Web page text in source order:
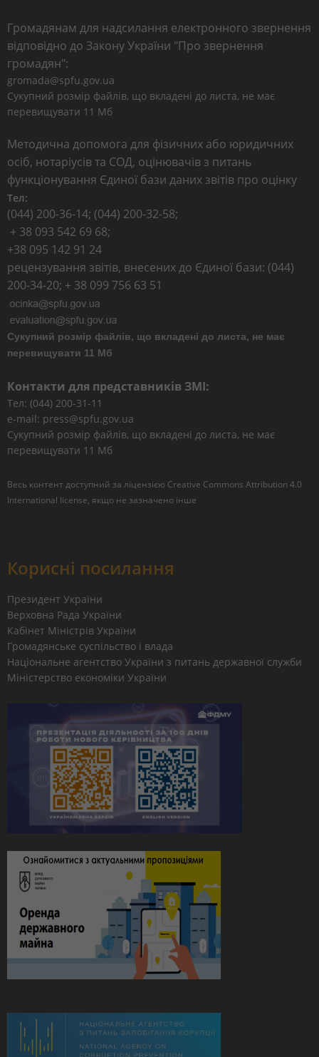
Громадянам для надсилання електронного звернення
відповідно до Закону України "Про звернення
громадян":
gromada@spfu.gov.ua
Сукупний розмір файлів, що вкладені до листа, не має
перевищувати 11 Мб
Методична допомога для фізичних або юридичних
осіб, нотаріусів та СОД, оцінювачів з питань
функціонування Єдиної бази даних звітів про оцінку
Тел:
(044) 200-36-14; (044) 200-32-58;
+ 38 093 542 69 68;
+38 095 142 91 24
рецензування звітів, внесених до Єдиної бази: (044)
200-34-20; + 38 099 756 63 51
Сукупний розмір файлів, що вкладені до листа, не має
перевищувати 11 Мб
Контакти для представників ЗМІ:
Тел: (044) 200-31-11
e-mail: press@spfu.gov.ua
Сукупний розмір файлів, що вкладені до листа, не має
перевищувати 11 Мб
Весь контент доступний за ліцензією Creative Commons Attribution 4.0
International license, якщо не зазначено інше
Корисні посилання
Президент України
Верховна Рада України
Кабінет Міністрів України
Громадянське суспільство і влада
Національне агентство України з питань державної служби
Міністерство економіки України